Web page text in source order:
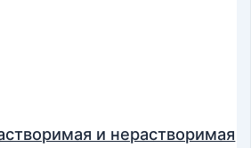
и нерастворимая